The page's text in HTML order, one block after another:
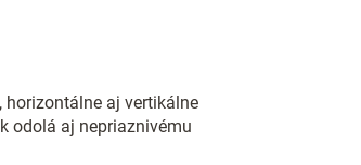
horizontálne aj vertikálne
odolá aj nepriaznivému